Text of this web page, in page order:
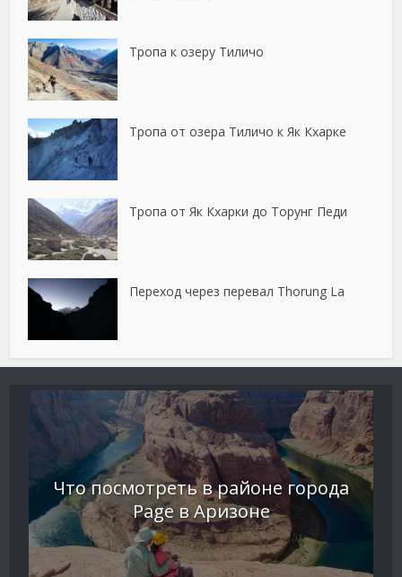
Тропа к озеру Тиличо
Тропа от озера Тиличо к Як Кхарке
Тропа от Як Кхарки до Торунг Педи
Переход через перевал Thorung La
Что посмотреть в районе города
Page в Аризоне